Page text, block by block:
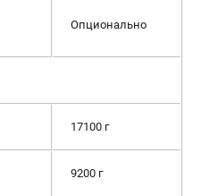
Опционально
17100 г
9200 г